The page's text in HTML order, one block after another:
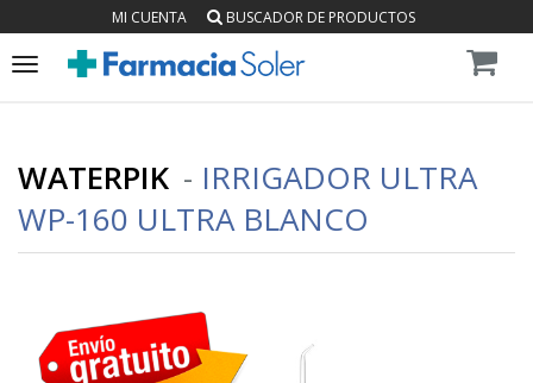
MI CUENTA BUSCADOR DE PRODUCTOS
Toggle
WATERPIK - IRRIGADOR ULTRA
WP-160 ULTRA BLANCO